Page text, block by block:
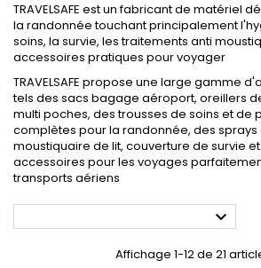
TRAVELSAFE est un fabricant de matériel
la randonnée touchant principalement
soins, la survie, les traitements anti
accessoires pratiques pour voyager
TRAVELSAFE propose une large gamme
tels des sacs bagage aéroport, oreillers
multi poches, des trousses de soins et de
complètes pour la randonnée, des sprays
moustiquaire de lit, couverture de survie
accessoires pour les voyages
transports aériens

Affichage 1-12 de 21